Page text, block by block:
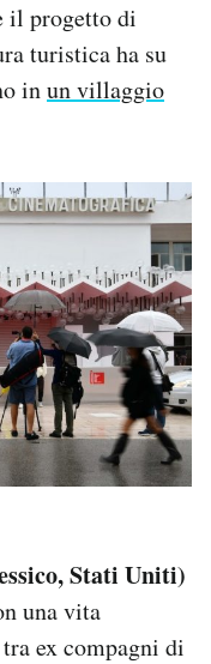
il progetto di
turistica ha su
inun villaggio
Stati Uniti)
una vita
ex compagni di